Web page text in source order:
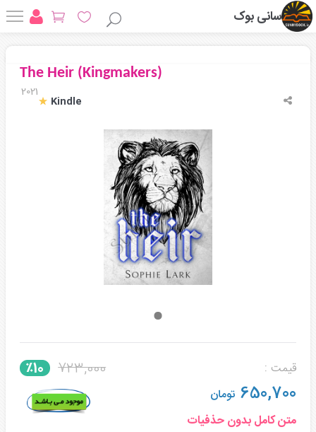
سانی بوک
The Heir (Kingmakers)
2021
Kindle
قیمت : 723,000 ٪10
650,700 تومان
متن کامل بدون حذفیات